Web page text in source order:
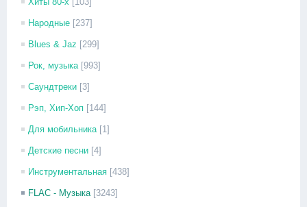
Народные [237]
Blues & Jaz [299]
Рок, музыка [993]
Саундтреки [3]
Рэп, Хип-Хоп [144]
Для мобильника [1]
Детские песни [4]
Инструментальная [438]
FLAC - Музыка [3243]